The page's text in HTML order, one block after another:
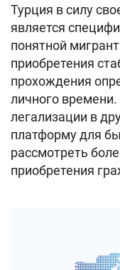
Турция в силу
является
понятной
приобретения
прохождения
личного
легализации в
платформу для
рассмотреть
приобретения